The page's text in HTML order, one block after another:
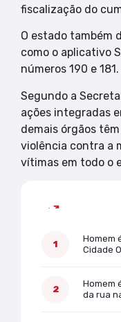
fiscalização do
O estado também
como o aplicativo
números 190 e 181.
Segundo a
ações integradas
demais órgãos
violência contra a
vítimas em todo o
Homem
Cidade
Homem
da rua